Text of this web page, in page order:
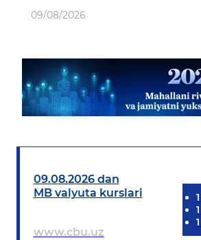
09/08/2026
09.08.2026 dan
MB valyuta kurslari
www.cbu.uz
1
1
1